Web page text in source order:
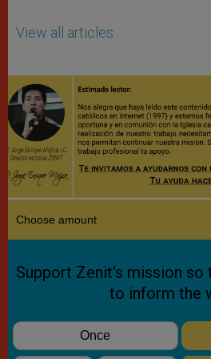
View all articles